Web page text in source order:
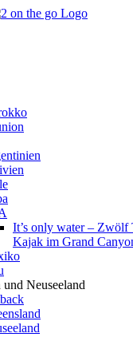
It’s only water – Zwölf
Kajak im Grand
Neuseeland